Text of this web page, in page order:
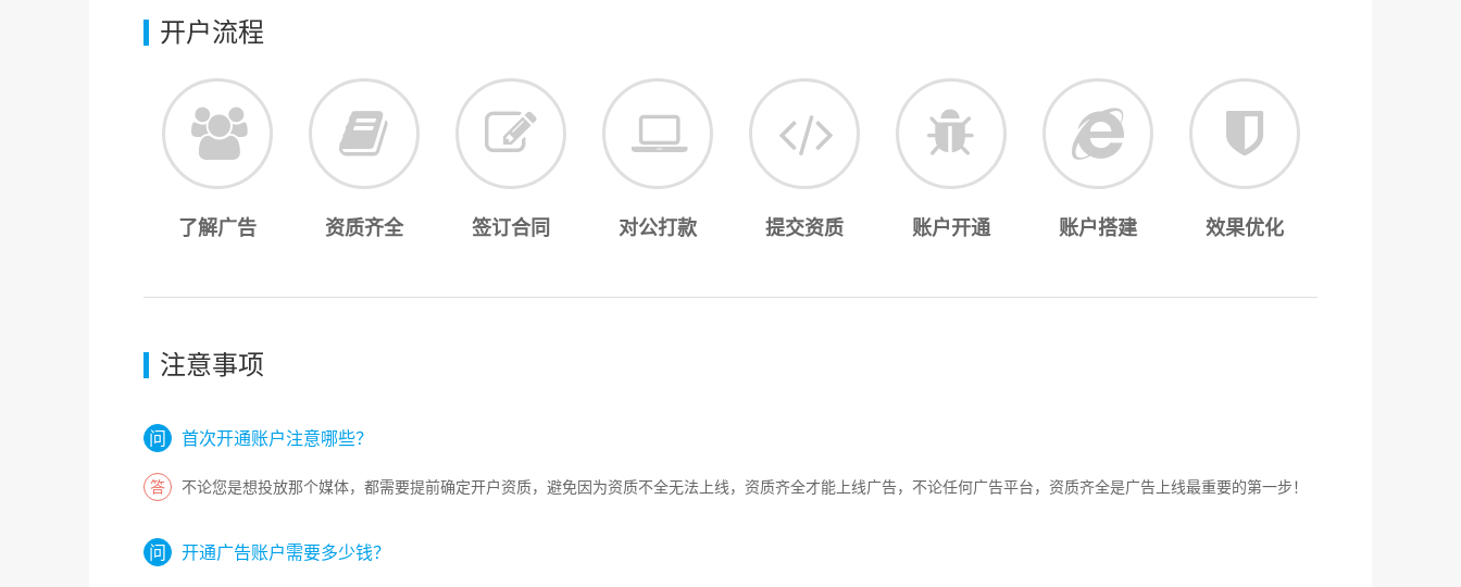
开户流程
了解广告 资质齐全 签订合同 对公打款 提交资质 账户开通 账户搭建 效果优化
注意事项
首次开通账户注意哪些？
不论您是想投放那个媒体，都需要提前确定开户资质，避免因为资质不全无法上线，资质齐全才能上线广告，不论任何广告平台，资质齐全是广告上线最重要的第一步！
开通广告账户需要多少钱？